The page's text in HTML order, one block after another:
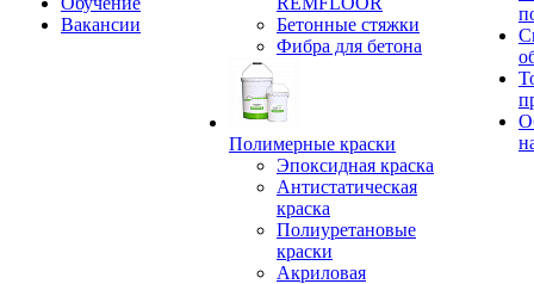
Вакансии
Бетонные стяжки
Фибра для бетона
Полимерные краски
Эпоксидная краска
Антистатическая
краска
Полиуретановые
краски
Акриловая